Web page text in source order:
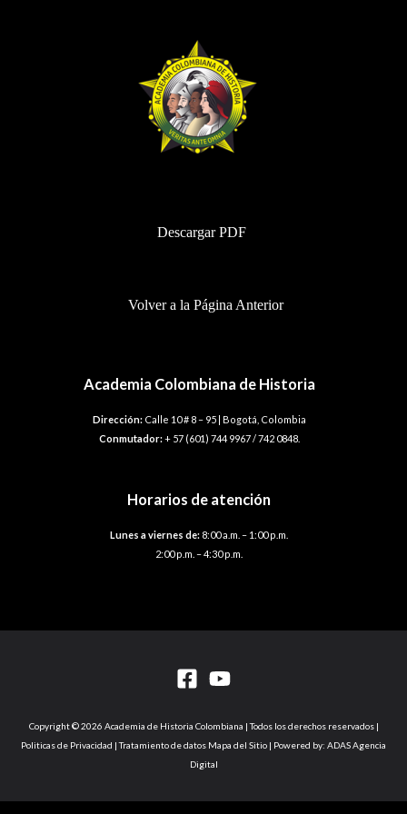
Descargar PDF
Volver a la Página Anterior
Academia Colombiana de Historia
Dirección:Calle 10 # 8 – 95 | Bogotá, Colombia
Conmutador:+ 57 (601) 744 9967 / 742 0848.
Horarios de atención
Lunes a viernes de: 8:00 a.m. – 1:00 p.m.
2:00 p.m. – 4:30 p.m.
Copyright © 2026 Academia de Historia Colombiana | Todos los derechos reservados |
Politicas de Privacidad | Tratamiento de datos Mapa del Sitio | Powered by: ADAS Agencia
Digital